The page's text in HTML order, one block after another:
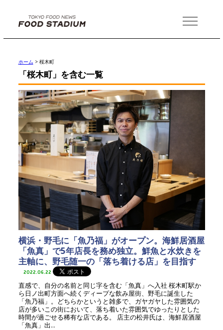
MENU
ホーム > 桜木町
「桜木町」を含む一覧
横浜・野毛に「魚乃福」がオープン。海鮮居酒屋
「魚真」で5年店長を務め独立。鮮魚と水炊きを
主軸に、野毛随一の「落ち着ける店」を目指す
2022.06.22
直感で、自分の名前と同じ字を含む「魚真」へ入社 桜木町駅か
ら日ノ出町方面へ続くディープな飲み屋街、野毛に誕生した
「魚乃福」。どちらかというと雑多で、ガヤガヤした雰囲気の
店が多いこの街において、落ち着いた雰囲気でゆったりとした
時間が過ごせる稀有な店である。 店主の松井氏は、海鮮居酒屋
「魚真」出...